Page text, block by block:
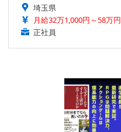
埼玉県
月給32万1,000円～58万円
正社員